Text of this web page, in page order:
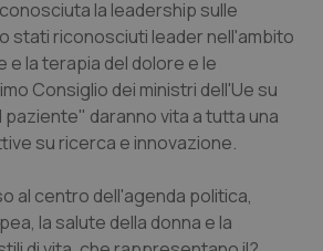
urogenitali
impianti
la leadership sulle
stati riconosciuti leader nell'ambito
e la terapia del dolore e le
Consiglio dei ministri dell'Ue su
paziente" daranno vita a tutta una
su ricerca e innovazione.
al centro dell'agenda politica,
la salute della donna e la